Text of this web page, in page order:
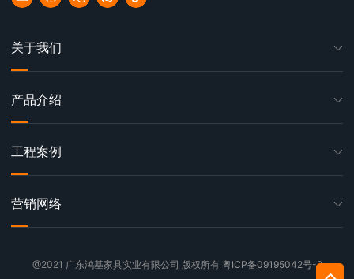
关于我们
产品介绍
工程案例
营销网络
@2021 广东鸿基家具实业有限公司 版权所有 粤ICP备09195042号-2